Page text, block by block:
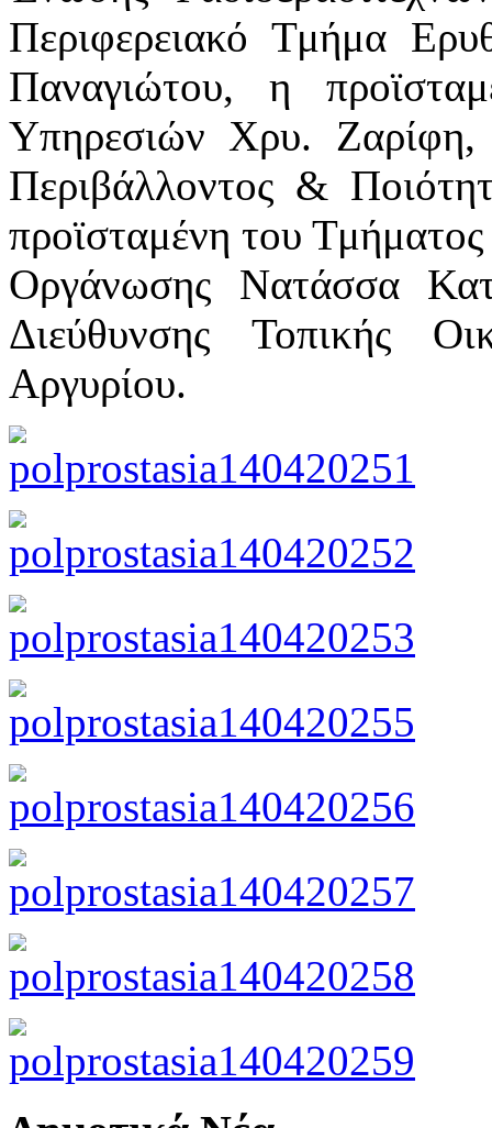
Περιφερειακό Τμήμα
Παναγιώτου, η
Υπηρεσιών Χρυ. Ζαρίφη,
Περιβάλλοντος &
προϊσταμένη του
Οργάνωσης Νατάσσα
Διεύθυνσης Τοπικής
Αργυρίου.